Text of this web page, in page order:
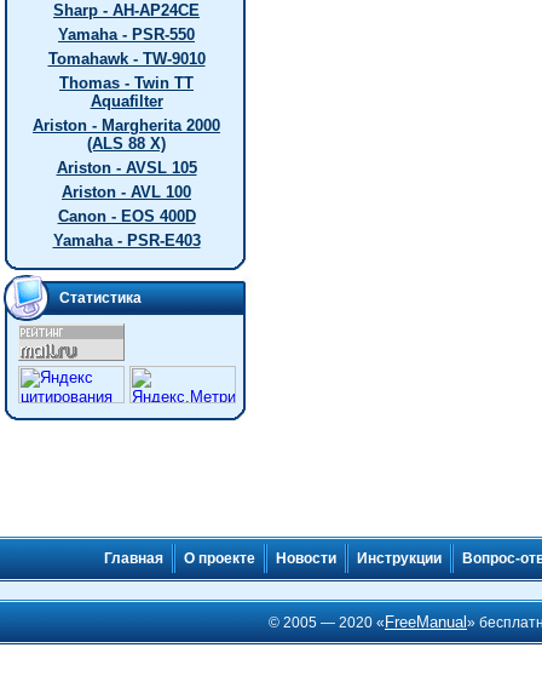
Sharp - AH-AP24CE
Yamaha - PSR-550
Tomahawk - TW-9010
Thomas - Twin TT
Aquafilter
Ariston - Margherita 2000
(ALS 88 X)
Ariston - AVSL 105
Ariston - AVL 100
Canon - EOS 400D
Yamaha - PSR-E403
Статистика
Главная О проекте Новости Инструкции Вопрос-
© 2005 — 2020 « FreeManual»